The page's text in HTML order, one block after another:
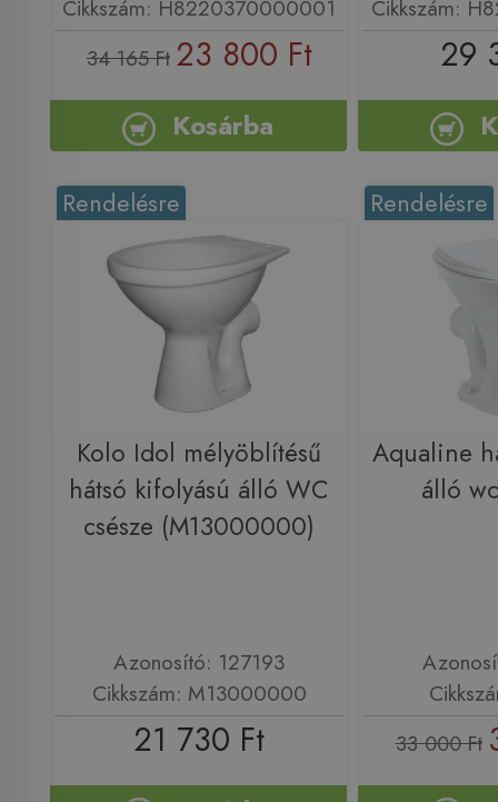
Cikkszám: H8220370000001
34 165 Ft 23 800 Ft
Kosárba
Cikkszám:
29
Rendelésre
Kolo Idol mélyöblítésű
hátsó kifolyású álló WC
csésze (M13000000)
Azonosító: 127193
Cikkszám: M13000000
21 730 Ft
Rendelésre
Aqualine
álló
33 000 Ft